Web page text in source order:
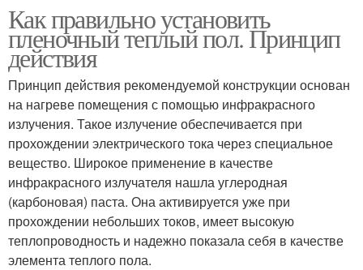
Как правильно установить
пленочный теплый пол. Принцип
действия
Принцип действия рекомендуемой конструкции основан
на нагреве помещения с помощью инфракрасного
излучения. Такое излучение обеспечивается при
прохождении электрического тока через специальное
вещество. Широкое применение в качестве
инфракрасного излучателя нашла углеродная
(карбоновая) паста. Она активируется уже при
прохождении небольших токов, имеет высокую
теплопроводность и надежно показала себя в качестве
элемента теплого пола.